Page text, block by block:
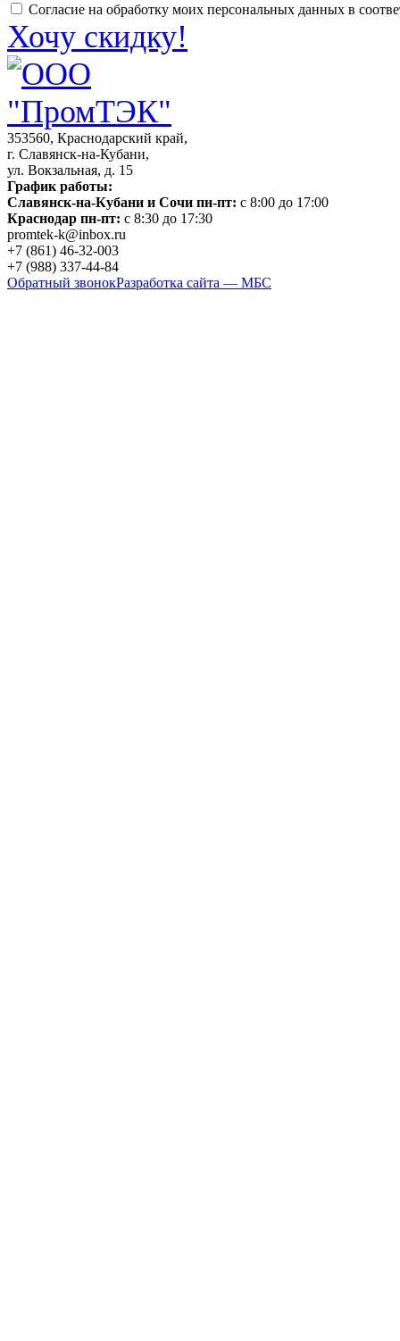
Согласие на обработку моих персональных данных в
Хочу скидку!
353560, Краснодарский край,
г. Славянск-на-Кубани,
ул. Вокзальная, д. 15
График работы:
Славянск-на-Кубани и Сочи пн-пт: с 8:00 до 17:00
Краснодар пн-пт: с 8:30 до 17:30
promtek-k@inbox.ru
+7 (861) 46-32-003
+7 (988) 337-44-84
Обратный звонокРазработка сайта — МБС